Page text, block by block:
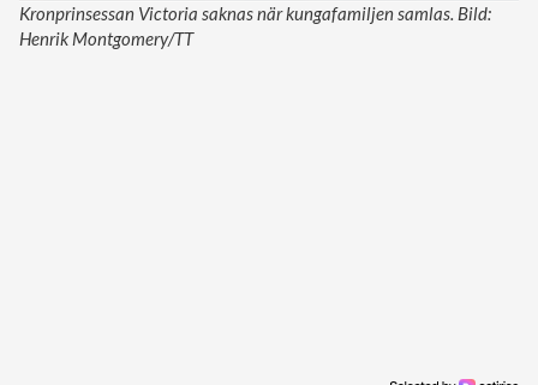
Kronprinsessan Victoria saknas när kungafamiljen samlas. Bild:
Henrik Montgomery/TT